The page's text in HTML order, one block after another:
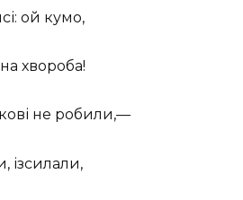
ой кумо,
хвороба!
не робили,—
ізсилали,